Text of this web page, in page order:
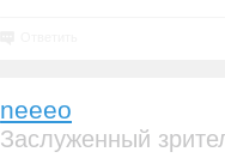
neeeo
Заслуженный